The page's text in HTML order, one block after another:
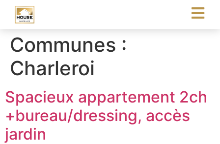
Communes :
Charleroi
Spacieux appartement 2ch
+bureau/dressing, accès
jardin